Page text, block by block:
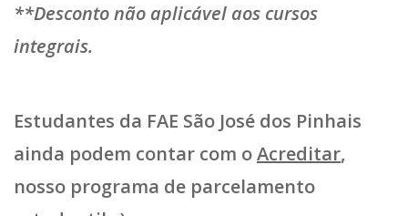
**Desconto não aplicável aos cursos
integrais.
Estudantes da FAE São José dos Pinhais
ainda podem contar com oAcreditar,
nosso programa de parcelamento